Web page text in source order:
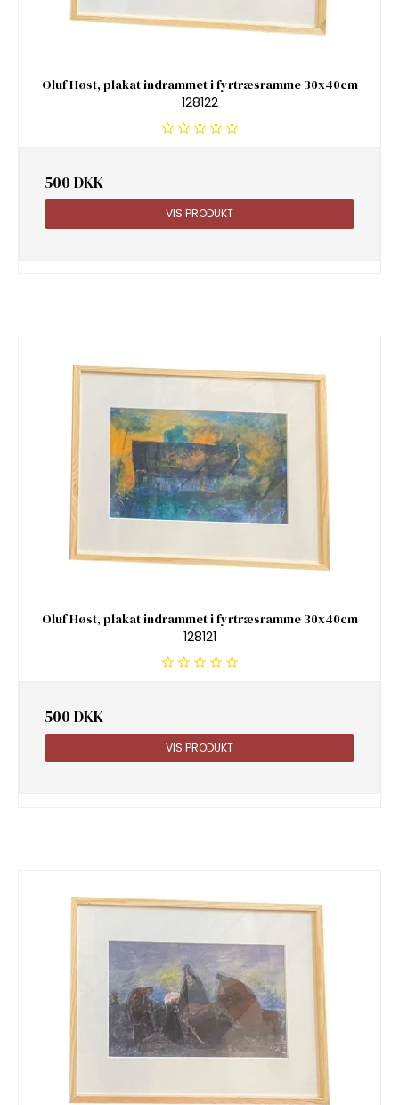
Oluf Høst, plakat indrammet i fyrtræsramme 30x40cm
128122
500 DKK
VIS PRODUKT
Oluf Høst, plakat indrammet i fyrtræsramme 30x40cm
128121
500 DKK
VIS PRODUKT